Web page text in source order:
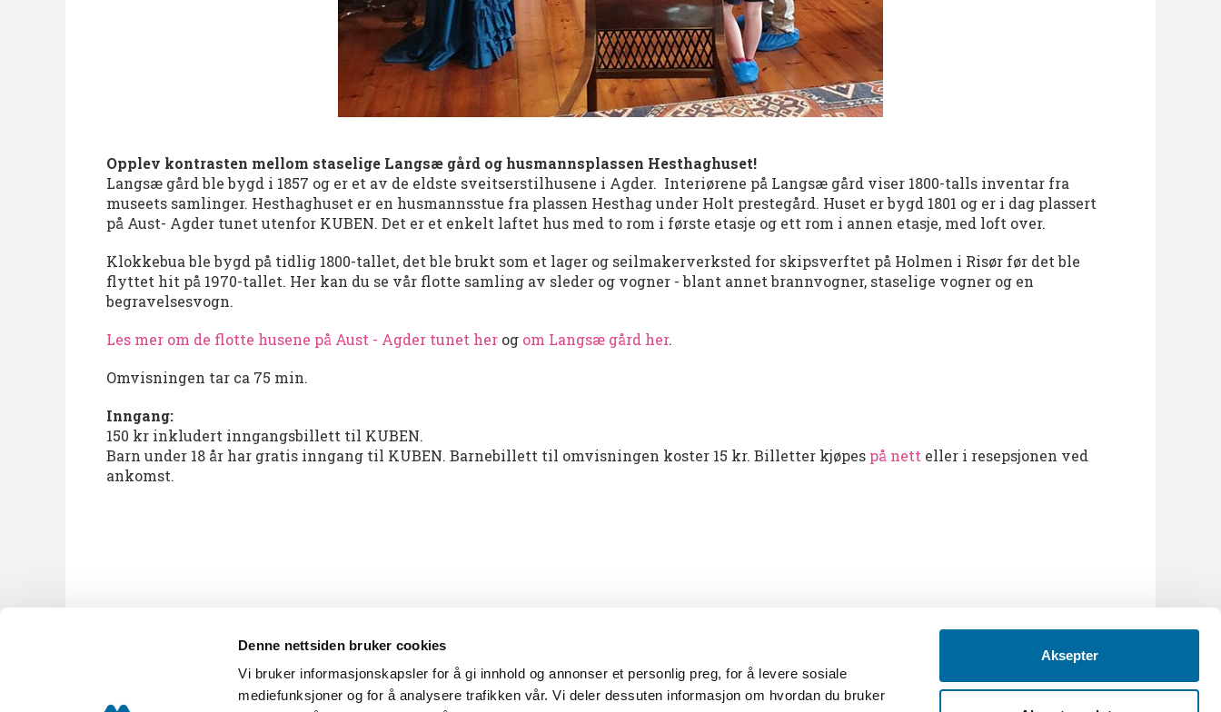
Denne nettsiden bruker cookies
Vi bruker informasjonskapsler for å gi innhold og annonser et personlig preg, for å levere sosiale
mediefunksjoner og for å analysere trafikken vår. Vi deler dessuten informasjon om hvordan du bruker
Aksepter
Opplev kontrasten mellom staselige Langsæ gård og husmannsplassen Hesthaghuset!
Langsæ gård ble bygd i 1857 og er et av de eldste sveitserstilhusene i Agder. Interiørene på Langsæ gård viser 1800-talls inventar fra
museets samlinger. Hesthaghuset er en husmannsstue fra plassen Hesthag under Holt prestegård. Huset er bygd 1801 og er i dag plassert
på Aust- Agder tunet utenfor KUBEN. Det er et enkelt laftet hus med to rom i første etasje og ett rom i annen etasje, med loft over.
Klokkebua ble bygd på tidlig 1800-tallet, det ble brukt som et lager og seilmakerverksted for skipsverftet på Holmen i Risør før det ble
flyttet hit på 1970-tallet. Her kan du se vår flotte samling av sleder og vogner - blant annet brannvogner, staselige vogner og en
begravelsesvogn.
Les mer om de flotte husene på Aust - Agder tunet her og om Langsæ gård her.
Omvisningen tar ca 75 min.
Inngang:
150 kr inkludert inngangsbillett til KUBEN.
Barn under 18 år har gratis inngang til KUBEN. Barnebillett til omvisningen koster 15 kr. Billetter kjøpes på nett eller i resepsjonen ved
ankomst.
Nyhetsbrev